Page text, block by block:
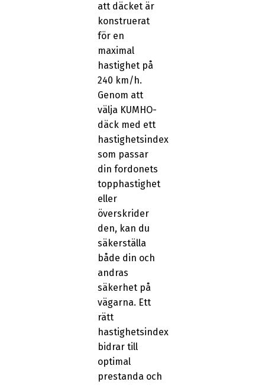
att däcket är
konstruerat
för en
maximal
hastighet på
240 km/h.
Genom att
välja KUMHO-
däck med ett
hastighetsindex
som passar
din fordonets
topphastighet
eller
överskrider
den, kan du
säkerställa
både din och
andras
säkerhet på
vägarna. Ett
rätt
hastighetsindex
bidrar till
optimal
prestanda och